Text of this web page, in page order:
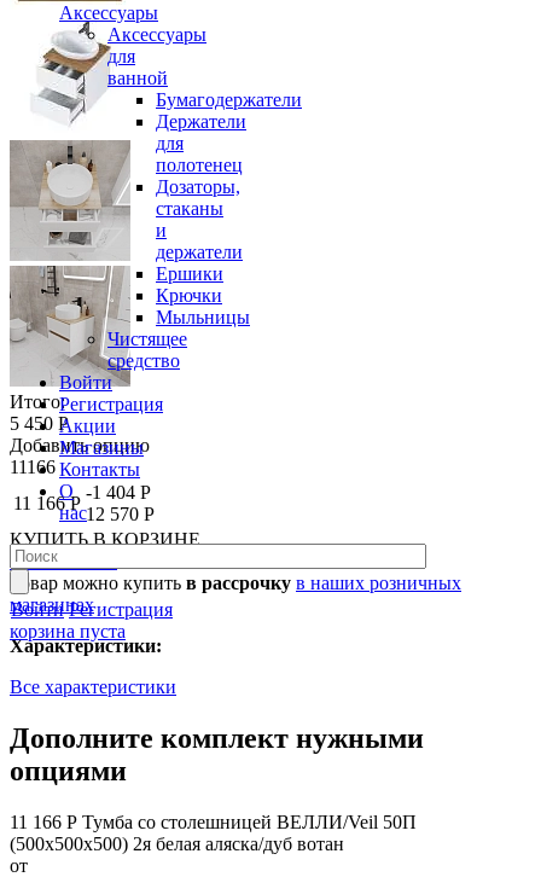
Аксессуары
Аксессуары
для
ванной
Бумагодержатели
Держатели
для
полотенец
Дозаторы,
стаканы
и
держатели
Ершики
Крючки
Мыльницы
Чистящее
средство
Войти
Регистрация
Акции
Магазины
Контакты
О
нас
Войти Регистрация
корзина пуста
Итого:
5 450 Р
Добавить опцию
11166
11 166 Р
-1 404 Р
12 570 Р
КУПИТЬ В КОРЗИНЕ
В КОРЗИНЕ
Товар можно купить в рассрочку в наших розничных
магазинах
Характеристики:
Все характеристики
Дополните комплект нужными
опциями
11 166 Р Тумба со столешницей ВЕЛЛИ/Veil 50П
(500х500х500) 2я белая аляска/дуб вотан
от